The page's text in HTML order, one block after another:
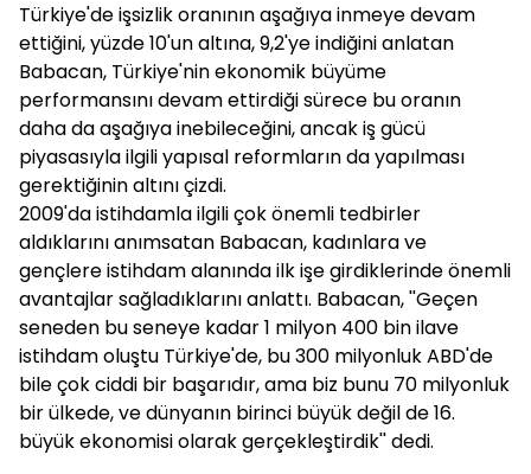
Türkiye'de işsizlik oranının aşağıya inmeye devam
ettiğini, yüzde 10'un altına, 9,2'ye indiğini anlatan
Babacan, Türkiye'nin ekonomik büyüme
performansını devam ettirdiği sürece bu oranın
daha da aşağıya inebileceğini, ancak iş gücü
piyasasıyla ilgili yapısal reformların da yapılması
gerektiğinin altını çizdi.
2009'da istihdamla ilgili çok önemli tedbirler
aldıklarını anımsatan Babacan, kadınlara ve
gençlere istihdam alanında ilk işe girdiklerinde önemli
avantajlar sağladıklarını anlattı. Babacan, ''Geçen
seneden bu seneye kadar 1 milyon 400 bin ilave
istihdam oluştu Türkiye'de, bu 300 milyonluk ABD'de
bile çok ciddi bir başarıdır, ama biz bunu 70 milyonluk
bir ülkede, ve dünyanın birinci büyük değil de 16.
büyük ekonomisi olarak gerçekleştirdik'' dedi.